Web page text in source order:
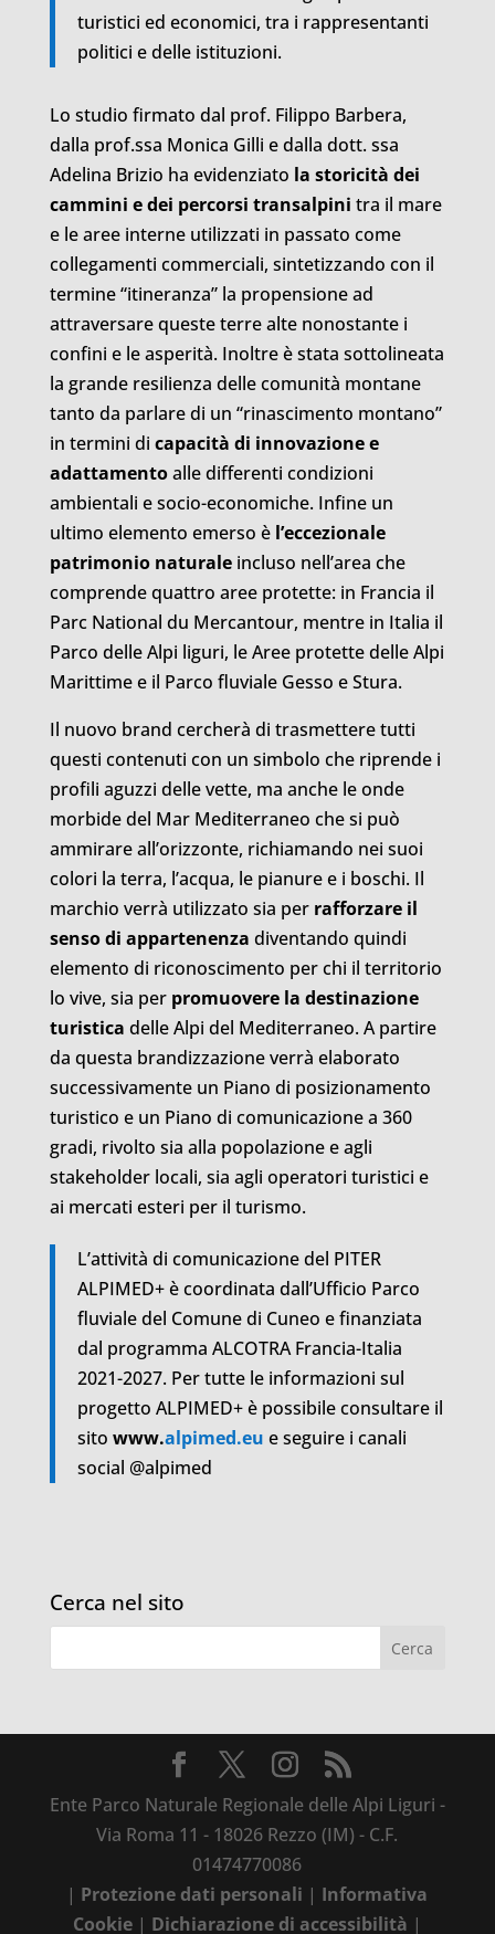
turistici ed economici, tra i rappresentanti
politici e delle istituzioni.
Lo studio firmato dal prof. Filippo Barbera,
dalla prof.ssa Monica Gilli e dalla dott. ssa
Adelina Brizio ha evidenziato la storicità dei
cammini e dei percorsi transalpini tra il mare
e le aree interne utilizzati in passato come
collegamenti commerciali, sintetizzando con il
termine “itineranza” la propensione ad
attraversare queste terre alte nonostante i
confini e le asperità. Inoltre è stata sottolineata
la grande resilienza delle comunità montane
tanto da parlare di un “rinascimento montano”
in termini di capacità di innovazione e
adattamentoalle differenti condizioni
ambientali e socio-economiche. Infine un
ultimo elemento emerso è l’eccezionale
patrimonio naturaleincluso nell’area che
comprende quattro aree protette: in Francia il
Parc National du Mercantour, mentre in Italia il
Parco delle Alpi liguri, le Aree protette delle Alpi
Marittime e il Parco fluviale Gesso e Stura.
Il nuovo brand cercherà di trasmettere tutti
questi contenuti con un simbolo che riprende i
profili aguzzi delle vette, ma anche le onde
morbide del Mar Mediterraneo che si può
ammirare all’orizzonte, richiamando nei suoi
colori la terra, l’acqua, le pianure e i boschi. Il
marchio verrà utilizzato sia per rafforzare il
senso di appartenenza diventando quindi
elemento di riconoscimento per chi il territorio
lo vive, sia per promuovere la destinazione
turistica delle Alpi del Mediterraneo. A partire
da questa brandizzazione verrà elaborato
successivamente un Piano di posizionamento
turistico e un Piano di comunicazione a 360
gradi, rivolto sia alla popolazione e agli
stakeholder locali, sia agli operatori turistici e
ai mercati esteri per il turismo.
L’attività di comunicazione del PITER
ALPIMED+ è coordinata dall’Ufficio Parco
fluviale del Comune di Cuneo e finanziata
dal programma ALCOTRA Francia-Italia
2021-2027. Per tutte le informazioni sul
progetto ALPIMED+ è possibile consultare il
sito www.alpimed.eu e seguire i canali
social @alpimed
Cerca nel sito
Ente Parco Naturale Regionale delle Alpi Liguri -
Via Roma 11 - 18026 Rezzo (IM) - C.F.
01474770086
| Protezione dati personali | Informativa
Cookie| Dichiarazione di accessibilità |